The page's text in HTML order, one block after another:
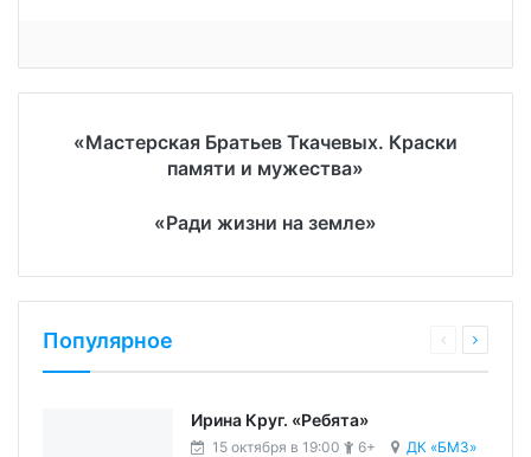
«Мастерская Братьев Ткачевых. Краски
памяти и мужества»
«Ради жизни на земле»
Популярное
Ирина Круг. «Ребята»
15 октября в 19:00 6+ ДК «БМЗ»